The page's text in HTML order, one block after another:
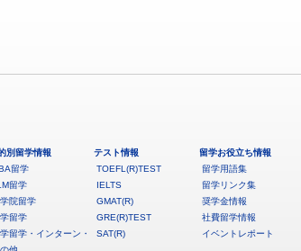
別留学情報
留学
留学
院留学
留学
留学・インターン・
テスト情報
TOEFL(R)TEST
IELTS
GMAT(R)
GRE(R)TEST
SAT(R)
留学お役立ち情報
留学用語集
留学リンク集
奨学金情報
社費留学情報
イベントレポート